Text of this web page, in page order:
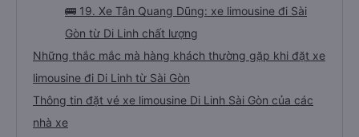
🚌 19. Xe Tân Quang Dũng: xe limousine đi Sài
Gòn từ Di Linh chất lượng
Những thắc mắc mà hàng khách thường gặp khi đặt xe
limousine đi Di Linh từ Sài Gòn
Thông tin đặt vé xe limousine Di Linh Sài Gòn của các
nhà xe